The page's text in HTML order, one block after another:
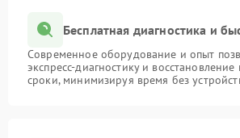
Бесплатная диагностика и
Современное оборудование и опыт
экспресс-диагностику и
сроки, минимизируя время без